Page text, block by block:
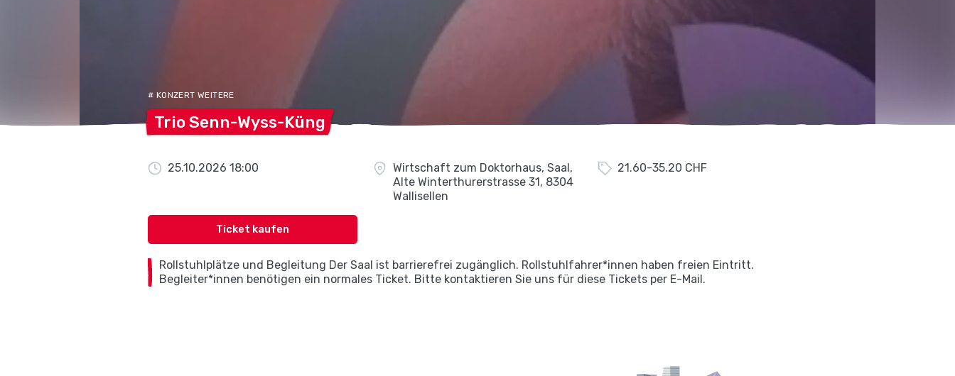
# KONZERT WEITERE
TrioSenn-Wyss-Küng
25.10.2026 18:00
Wirtschaft zum Doktorhaus, Saal,
Alte Winterthurerstrasse 31, 8304
Wallisellen
21.60-35.20 CHF
Ticket kaufen
Rollstuhlplätze und Begleitung Der Saal ist barrierefrei zugänglich. Rollstuhlfahrer*innen haben freien Eintritt.
Begleiter*innen benötigen ein normales Ticket. Bitte kontaktieren Sie uns für diese Tickets per E-Mail.